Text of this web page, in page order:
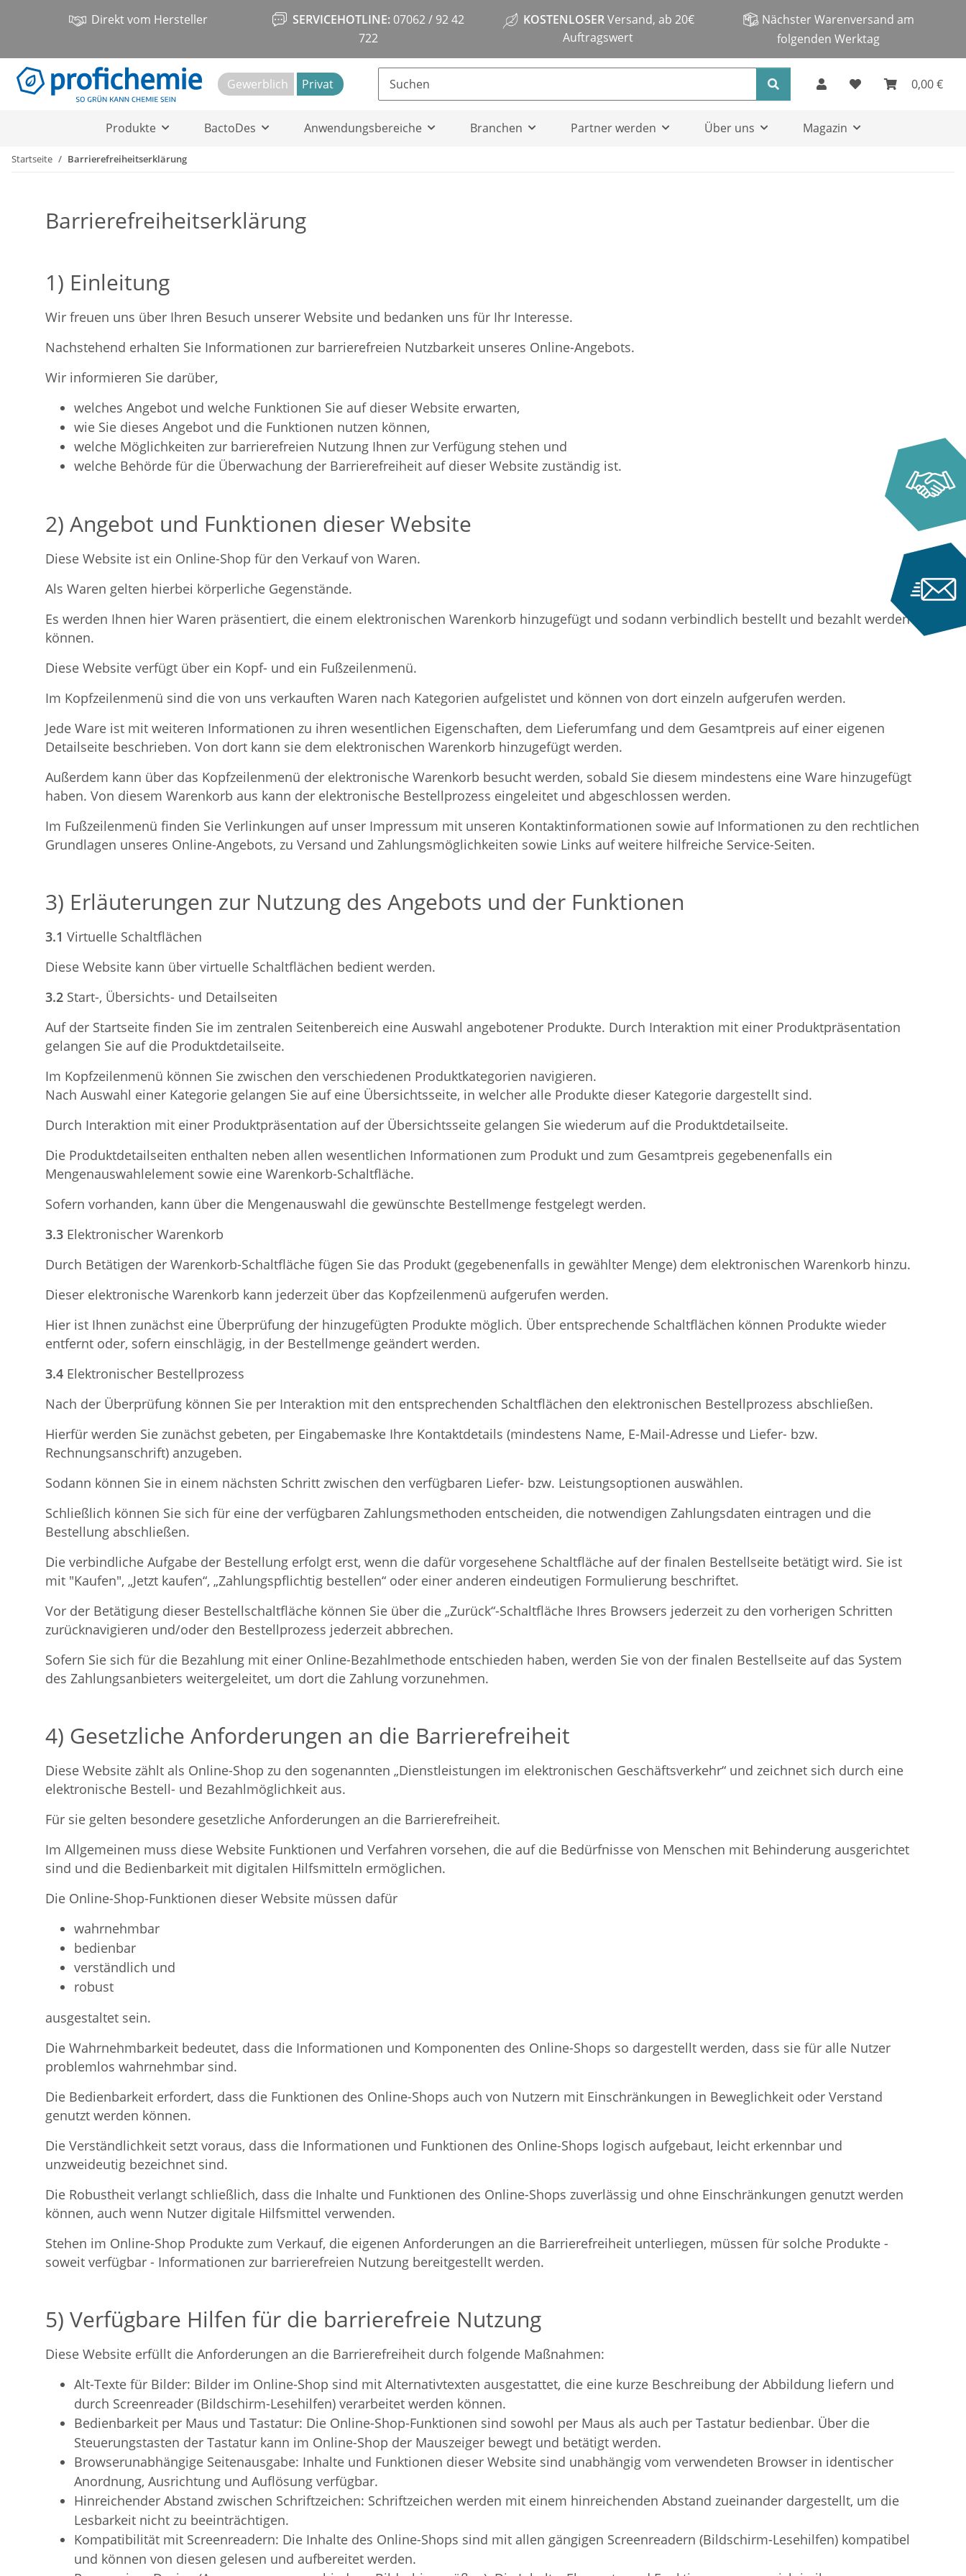
Direkt vom Hersteller SERVICEHOTLINE:07062 / 92 42
722
KOSTENLOSERVersand, ab 20€
Auftragswert
Nächster Warenversand am
folgenden Werktag
Gewerblich Privat 0,00 €
Produkte BactoDes Anwendungsbereiche Branchen Partner werden Über uns Magazin
Startseite Barrierefreiheitserklärung
Barrierefreiheitserklärung
1) Einleitung
Wir freuen uns über Ihren Besuch unserer Website und bedanken uns für Ihr Interesse.
Nachstehend erhalten Sie Informationen zur barrierefreien Nutzbarkeit unseres Online-Angebots.
Wir informieren Sie darüber,
welches Angebot und welche Funktionen Sie auf dieser Website erwarten,
wie Sie dieses Angebot und die Funktionen nutzen können,
welche Möglichkeiten zur barrierefreien Nutzung Ihnen zur Verfügung stehen und
welche Behörde für die Überwachung der Barrierefreiheit auf dieser Website zuständig ist.
2) Angebot und Funktionen dieser Website
Diese Website ist ein Online-Shop für den Verkauf von Waren.
Als Waren gelten hierbei körperliche Gegenstände.
Es werden Ihnen hier Waren präsentiert, die einem elektronischen Warenkorb hinzugefügt und sodann verbindlich bestellt und bezahlt werden
können.
Diese Website verfügt über ein Kopf- und ein Fußzeilenmenü.
Im Kopfzeilenmenü sind die von uns verkauften Waren nach Kategorien aufgelistet und können von dort einzeln aufgerufen werden.
Jede Ware ist mit weiteren Informationen zu ihren wesentlichen Eigenschaften, dem Lieferumfang und dem Gesamtpreis auf einer eigenen
Detailseite beschrieben. Von dort kann sie dem elektronischen Warenkorb hinzugefügt werden.
Außerdem kann über das Kopfzeilenmenü der elektronische Warenkorb besucht werden, sobald Sie diesem mindestens eine Ware hinzugefügt
haben. Von diesem Warenkorb aus kann der elektronische Bestellprozess eingeleitet und abgeschlossen werden.
Im Fußzeilenmenü finden Sie Verlinkungen auf unser Impressum mit unseren Kontaktinformationen sowie auf Informationen zu den rechtlichen
Grundlagen unseres Online-Angebots, zu Versand und Zahlungsmöglichkeiten sowie Links auf weitere hilfreiche Service-Seiten.
3) Erläuterungen zur Nutzung des Angebots und der Funktionen
3.1 Virtuelle Schaltflächen
Diese Website kann über virtuelle Schaltflächen bedient werden.
3.2 Start-, Übersichts- und Detailseiten
Auf der Startseite finden Sie im zentralen Seitenbereich eine Auswahl angebotener Produkte. Durch Interaktion mit einer Produktpräsentation
gelangen Sie auf die Produktdetailseite.
Im Kopfzeilenmenü können Sie zwischen den verschiedenen Produktkategorien navigieren.
Nach Auswahl einer Kategorie gelangen Sie auf eine Übersichtsseite, in welcher alle Produkte dieser Kategorie dargestellt sind.
Durch Interaktion mit einer Produktpräsentation auf der Übersichtsseite gelangen Sie wiederum auf die Produktdetailseite.
Die Produktdetailseiten enthalten neben allen wesentlichen Informationen zum Produkt und zum Gesamtpreis gegebenenfalls ein
Mengenauswahlelement sowie eine Warenkorb-Schaltfläche.
Sofern vorhanden, kann über die Mengenauswahl die gewünschte Bestellmenge festgelegt werden.
3.3 Elektronischer Warenkorb
Durch Betätigen der Warenkorb-Schaltfläche fügen Sie das Produkt (gegebenenfalls in gewählter Menge) dem elektronischen Warenkorb hinzu.
Dieser elektronische Warenkorb kann jederzeit über das Kopfzeilenmenü aufgerufen werden.
Hier ist Ihnen zunächst eine Überprüfung der hinzugefügten Produkte möglich. Über entsprechende Schaltflächen können Produkte wieder
entfernt oder, sofern einschlägig, in der Bestellmenge geändert werden.
3.4 Elektronischer Bestellprozess
Nach der Überprüfung können Sie per Interaktion mit den entsprechenden Schaltflächen den elektronischen Bestellprozess abschließen.
Hierfür werden Sie zunächst gebeten, per Eingabemaske Ihre Kontaktdetails (mindestens Name, E-Mail-Adresse und Liefer- bzw.
Rechnungsanschrift) anzugeben.
Sodann können Sie in einem nächsten Schritt zwischen den verfügbaren Liefer- bzw. Leistungsoptionen auswählen.
Schließlich können Sie sich für eine der verfügbaren Zahlungsmethoden entscheiden, die notwendigen Zahlungsdaten eintragen und die
Bestellung abschließen.
Die verbindliche Aufgabe der Bestellung erfolgt erst, wenn die dafür vorgesehene Schaltfläche auf der finalen Bestellseite betätigt wird. Sie ist
mit "Kaufen", „Jetzt kaufen“, „Zahlungspflichtig bestellen“ oder einer anderen eindeutigen Formulierung beschriftet.
Vor der Betätigung dieser Bestellschaltfläche können Sie über die „Zurück“-Schaltfläche Ihres Browsers jederzeit zu den vorherigen Schritten
zurücknavigieren und/oder den Bestellprozess jederzeit abbrechen.
Sofern Sie sich für die Bezahlung mit einer Online-Bezahlmethode entschieden haben, werden Sie von der finalen Bestellseite auf das System
des Zahlungsanbieters weitergeleitet, um dort die Zahlung vorzunehmen.
4) Gesetzliche Anforderungen an die Barrierefreiheit
Diese Website zählt als Online-Shop zu den sogenannten „Dienstleistungen im elektronischen Geschäftsverkehr“ und zeichnet sich durch eine
elektronische Bestell- und Bezahlmöglichkeit aus.
Für sie gelten besondere gesetzliche Anforderungen an die Barrierefreiheit.
Im Allgemeinen muss diese Website Funktionen und Verfahren vorsehen, die auf die Bedürfnisse von Menschen mit Behinderung ausgerichtet
sind und die Bedienbarkeit mit digitalen Hilfsmitteln ermöglichen.
Die Online-Shop-Funktionen dieser Website müssen dafür
wahrnehmbar
bedienbar
verständlich und
robust
ausgestaltet sein.
Die Wahrnehmbarkeit bedeutet, dass die Informationen und Komponenten des Online-Shops so dargestellt werden, dass sie für alle Nutzer
problemlos wahrnehmbar sind.
Die Bedienbarkeit erfordert, dass die Funktionen des Online-Shops auch von Nutzern mit Einschränkungen in Beweglichkeit oder Verstand
genutzt werden können.
Die Verständlichkeit setzt voraus, dass die Informationen und Funktionen des Online-Shops logisch aufgebaut, leicht erkennbar und
unzweideutig bezeichnet sind.
Die Robustheit verlangt schließlich, dass die Inhalte und Funktionen des Online-Shops zuverlässig und ohne Einschränkungen genutzt werden
können, auch wenn Nutzer digitale Hilfsmittel verwenden.
Stehen im Online-Shop Produkte zum Verkauf, die eigenen Anforderungen an die Barrierefreiheit unterliegen, müssen für solche Produkte -
soweit verfügbar - Informationen zur barrierefreien Nutzung bereitgestellt werden.
5) Verfügbare Hilfen für die barrierefreie Nutzung
Diese Website erfüllt die Anforderungen an die Barrierefreiheit durch folgende Maßnahmen:
Alt-Texte für Bilder: Bilder im Online-Shop sind mit Alternativtexten ausgestattet, die eine kurze Beschreibung der Abbildung liefern und
durch Screenreader (Bildschirm-Lesehilfen) verarbeitet werden können.
Bedienbarkeit per Maus und Tastatur: Die Online-Shop-Funktionen sind sowohl per Maus als auch per Tastatur bedienbar. Über die
Steuerungstasten der Tastatur kann im Online-Shop der Mauszeiger bewegt und betätigt werden.
Browserunabhängige Seitenausgabe: Inhalte und Funktionen dieser Website sind unabhängig vom verwendeten Browser in identischer
Anordnung, Ausrichtung und Auflösung verfügbar.
Hinreichender Abstand zwischen Schriftzeichen: Schriftzeichen werden mit einem hinreichenden Abstand zueinander dargestellt, um die
Lesbarkeit nicht zu beeinträchtigen.
Kompatibilität mit Screenreadern: Die Inhalte des Online-Shops sind mit allen gängigen Screenreadern (Bildschirm-Lesehilfen) kompatibel
und können von diesen gelesen und aufbereitet werden.